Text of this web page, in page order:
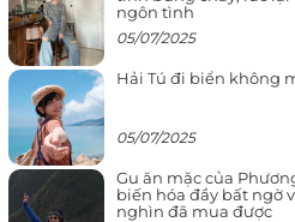
ngôn tình
05/07/2025
Hải Tú đi biển không
05/07/2025
Gu ăn mặc của
biến hóa đầy bất ngờ
nghìn đã mua được